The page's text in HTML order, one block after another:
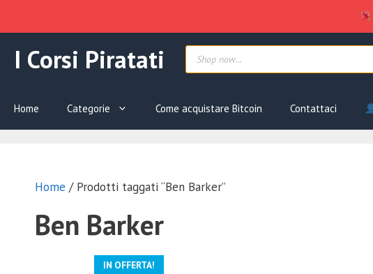
contenuto
I Corsi Piratati Products
search
Home Categorie Come acquistare Bitcoin Contattaci
Home / Prodotti taggati “Ben Barker”
Ben Barker
IN OFFERTA!